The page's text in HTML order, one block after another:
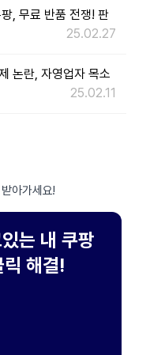
, 무료 반품 전쟁! 판
25.02.27
논란, 자영업자 목소
25.02.11
아가세요!
는 내 쿠팡
해결!